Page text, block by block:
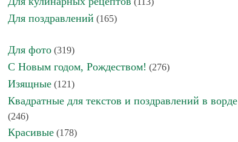
Для поздравлений (165)
Для фото (319)
С Новым годом, Рождеством! (276)
Изящные (121)
Квадратные для текстов и поздравлений в ворде
(246)
Красивые (178)